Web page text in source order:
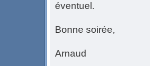
éventuel.
Bonne soirée,
Arnaud